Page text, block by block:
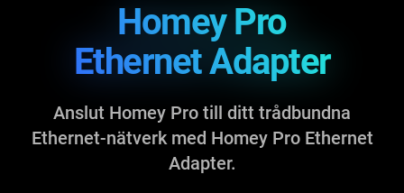
Homey Pro
Ethernet Adapter
Anslut Homey Pro till ditt trådbundna
Ethernet-nätverk med Homey Pro Ethernet
Adapter.